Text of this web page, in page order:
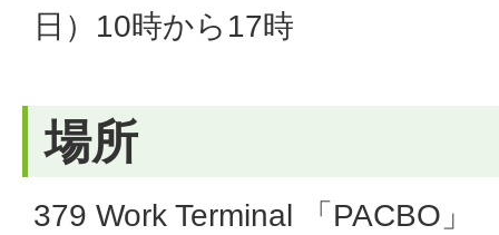
日）10時から17時
場所
379 Work Terminal 「PACBO」